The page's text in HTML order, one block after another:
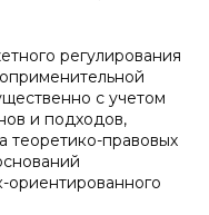
регулирования
с учетом
и подходов,
теоретико-правовых